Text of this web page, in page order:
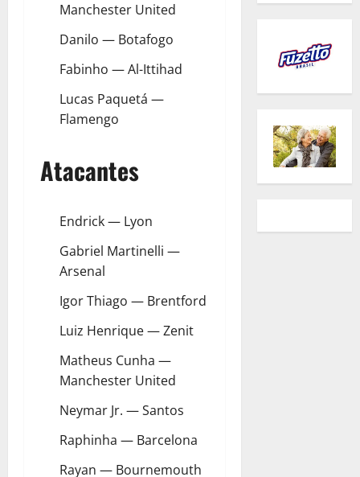
Manchester United
Danilo — Botafogo
Fabinho — Al-Ittihad
Lucas Paquetá —
Flamengo
Atacantes
Endrick — Lyon
Gabriel Martinelli —
Arsenal
Igor Thiago — Brentford
Luiz Henrique — Zenit
Matheus Cunha —
Manchester United
Neymar Jr. — Santos
Raphinha — Barcelona
Rayan — Bournemouth